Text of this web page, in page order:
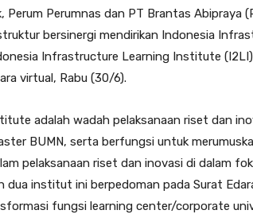
Perum Perumnas dan PT Brantas Abipraya
bersinergi mendirikan Indonesia
Infrastructure Learning Institute
virtual, Rabu (30/6).
adalah wadah pelaksanaan riset dan
BUMN, serta berfungsi untuk
pelaksanaan riset dan inovasi di dalam
dua institut ini berpedoman pada Surat
fungsi learning center/corporate